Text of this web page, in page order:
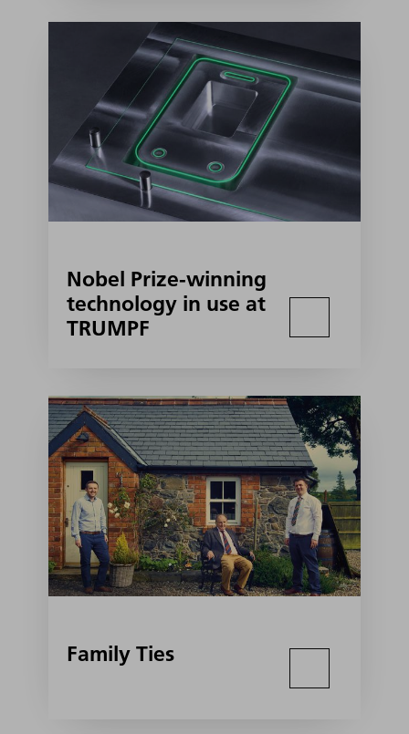
Nobel Prize-winning
technology in use at
TRUMPF
Family Ties